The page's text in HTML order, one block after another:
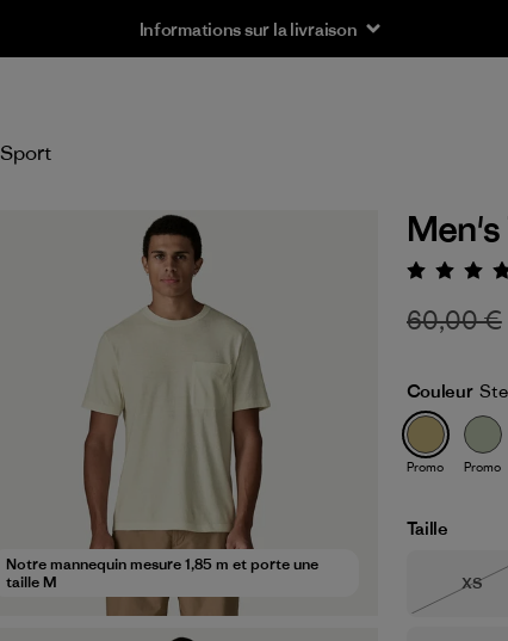
Informations sur la livraison
Sport
Notre mannequin mesure 1,85 m et porte une
taille M
60,00 €
Couleur
Promo Promo
Taille
Taille
XS